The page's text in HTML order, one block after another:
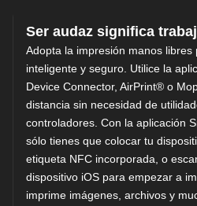
Ser audaz significa
Adopta la impresión manos
inteligente y seguro. Utilice la
Device Connector, AirPrint® o
distancia sin necesidad de
controladores. Con la aplicación
sólo tienes que colocar tu
etiqueta NFC incorporada, o
dispositivo iOS para empezar a
imprime imágenes, archivos y